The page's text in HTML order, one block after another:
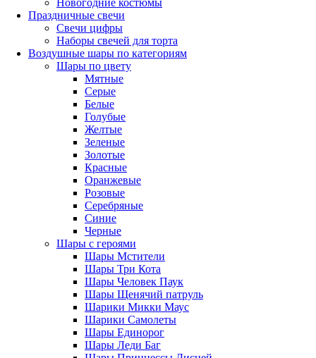
Праздничные свечи
Свечи цифры
Наборы свечей для торта
Воздушные шары по категориям
Шары по цвету
Мятные
Серые
Белые
Голубые
Желтые
Зеленые
Золотые
Красные
Оранжевые
Розовые
Серебряные
Синие
Черные
Шары с героями
Шары Мстители
Шары Три Кота
Шары Человек Паук
Шары Щенячий патруль
Шарики Микки Маус
Шарики Самолеты
Шары Единорог
Шары Леди Баг